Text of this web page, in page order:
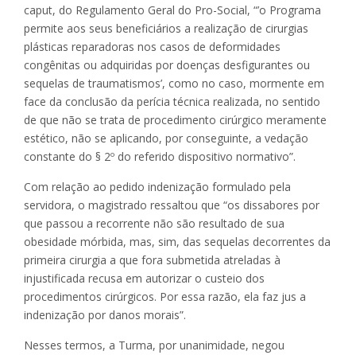
caput, do Regulamento Geral do Pro-Social, “’o Programa
permite aos seus beneficiários a realização de cirurgias
plásticas reparadoras nos casos de deformidades
congênitas ou adquiridas por doenças desfigurantes ou
sequelas de traumatismos’, como no caso, mormente em
face da conclusão da perícia técnica realizada, no sentido
de que não se trata de procedimento cirúrgico meramente
estético, não se aplicando, por conseguinte, a vedação
constante do § 2º do referido dispositivo normativo”.
Com relação ao pedido indenização formulado pela
servidora, o magistrado ressaltou que “os dissabores por
que passou a recorrente não são resultado de sua
obesidade mórbida, mas, sim, das sequelas decorrentes da
primeira cirurgia a que fora submetida atreladas à
injustificada recusa em autorizar o custeio dos
procedimentos cirúrgicos. Por essa razão, ela faz jus a
indenização por danos morais”.
Nesses termos, a Turma, por unanimidade, negou